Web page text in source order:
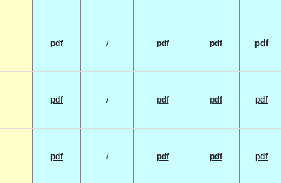
pdf / pdf pdf pdf
pdf / pdf pdf pdf
pdf / pdf pdf pdf